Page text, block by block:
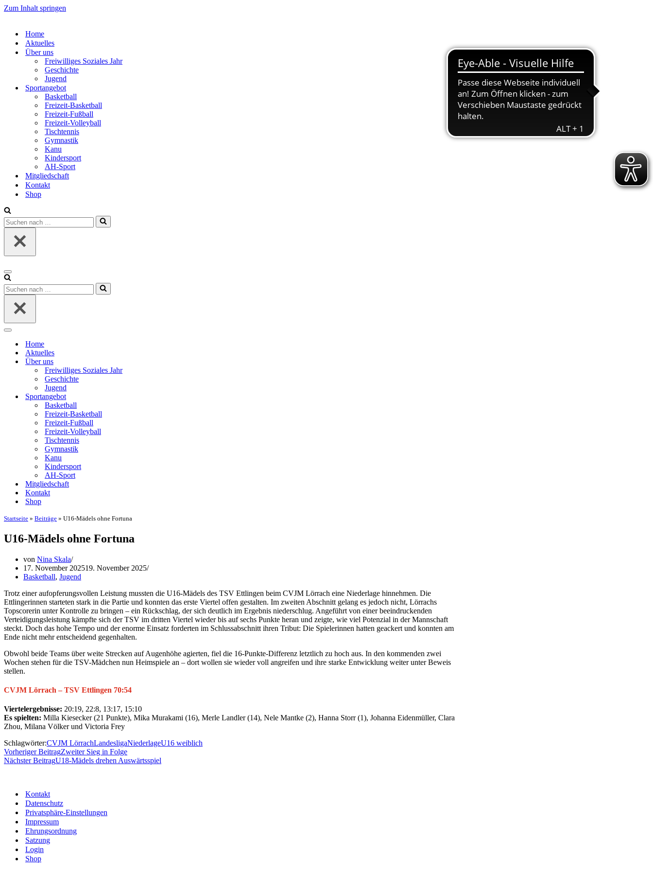
Zum Inhalt springen
Home
Aktuelles
Über uns
Freiwilliges Soziales Jahr
Geschichte
Jugend
Sportangebot
Basketball
Freizeit-Basketball
Freizeit-Fußball
Freizeit-Volleyball
Tischtennis
Gymnastik
Kanu
Kindersport
AH-Sport
Mitgliedschaft
Kontakt
Shop
Suchen
nach …
Navigationsmenü
Suchen
nach …
Navigationsmenü
Home
Aktuelles
Über uns
Freiwilliges Soziales Jahr
Geschichte
Jugend
Sportangebot
Basketball
Freizeit-Basketball
Freizeit-Fußball
Freizeit-Volleyball
Tischtennis
Gymnastik
Kanu
Kindersport
AH-Sport
Mitgliedschaft
Kontakt
Shop
Startseite » Beiträge » U16-Mädels ohne Fortuna
U16-Mädels ohne Fortuna
von Nina Skala
17. November 202519. November 2025
Basketball, Jugend
Trotz einer aufopferungsvollen Leistung mussten die U16-Mädels des TSV Ettlingen beim CVJM Lörrach eine Niederlage hinnehmen. Die
Ettlingerinnen starteten stark in die Partie und konnten das erste Viertel offen gestalten. Im zweiten Abschnitt gelang es jedoch nicht, Lörrachs
Topscorerin unter Kontrolle zu bringen – ein Rückschlag, der sich deutlich im Ergebnis niederschlug. Angeführt von einer beeindruckenden
Verteidigungsleistung kämpfte sich der TSV im dritten Viertel wieder bis auf sechs Punkte heran und zeigte, wie viel Potenzial in der Mannschaft
steckt. Doch das hohe Tempo und der enorme Einsatz forderten im Schlussabschnitt ihren Tribut: Die Spielerinnen hatten geackert und konnten am
Ende nicht mehr entscheidend gegenhalten.
Obwohl beide Teams über weite Strecken auf Augenhöhe agierten, fiel die 16-Punkte-Differenz letztlich zu hoch aus. In den kommenden zwei
Wochen stehen für die TSV-Mädchen nun Heimspiele an – dort wollen sie wieder voll angreifen und ihre starke Entwicklung weiter unter Beweis
stellen.
CVJM Lörrach – TSV Ettlingen 70:54
Viertelergebnisse: 20:19, 22:8, 13:17, 15:10
Es spielten: Milla Kiesecker (21 Punkte), Mika Murakami (16), Merle Landler (14), Nele Mantke (2), Hanna Storr (1), Johanna Eidenmüller, Clara
Zhou, Milana Völker und Victoria Frey
Schlagwörter:CVJM LörrachLandesligaNiederlageU16 weiblich
Vorheriger BeitragZweiter Sieg in Folge
Nächster BeitragU18-Mädels drehen Auswärtsspiel
Kontakt
Datenschutz
Privatsphäre-Einstellungen
Impressum
Ehrungsordnung
Satzung
Login
Shop